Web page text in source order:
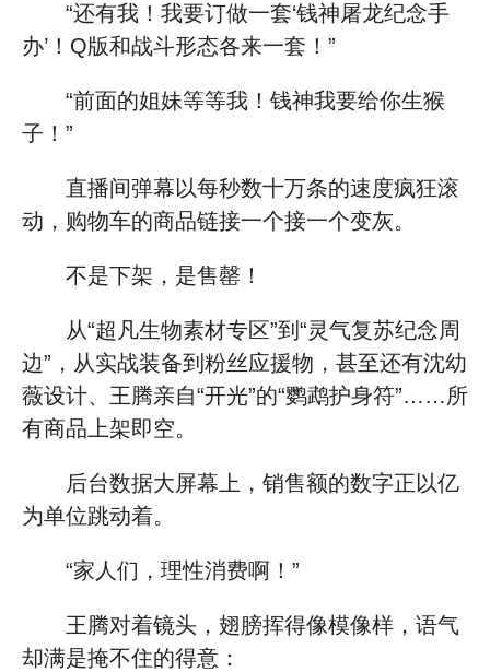
“还有我！我要订做一套‘钱神屠龙纪念手
办’！Q版和战斗形态各来一套！”
“前面的姐妹等等我！钱神我要给你生猴
子！”
直播间弹幕以每秒数十万条的速度疯狂滚
动，购物车的商品链接一个接一个变灰。
不是下架，是售罄！
从“超凡生物素材专区”到“灵气复苏纪念周
边”，从实战装备到粉丝应援物，甚至还有沈幼
薇设计、王腾亲自“开光”的“鹦鹉护身符”……所
有商品上架即空。
后台数据大屏幕上，销售额的数字正以亿
为单位跳动着。
“家人们，理性消费啊！”
王腾对着镜头，翅膀挥得像模像样，语气
却满是掩不住的得意：